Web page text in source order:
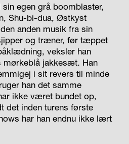
egen grå boomblaster,
Shu-bi-dua, Østkyst
anden musik fra sin
og træner, før tæppet
veksler han
mørkeblå jakkesæt. Han
i sit revers til minde
han det samme
ikke været bundet op,
det inden turens første
har han endnu ikke lært